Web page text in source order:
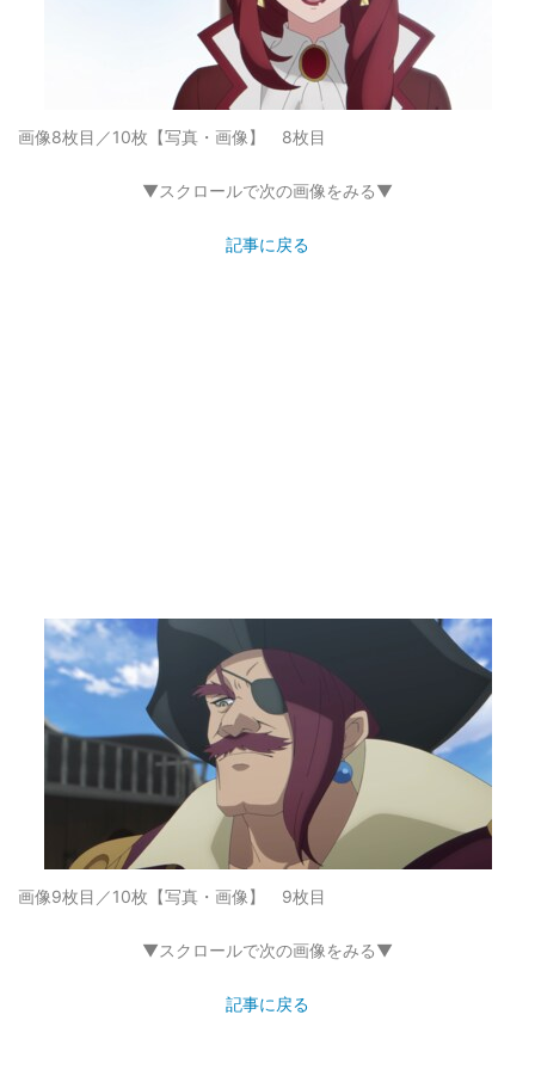
画像8枚目／10枚 【写真・画像】 8枚目
▼スクロールで次の画像をみる▼
記事に戻る
画像9枚目／10枚 【写真・画像】 9枚目
▼スクロールで次の画像をみる▼
記事に戻る